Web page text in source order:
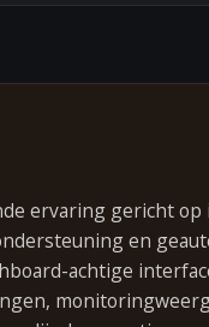
ervaring gericht op
en
achtige